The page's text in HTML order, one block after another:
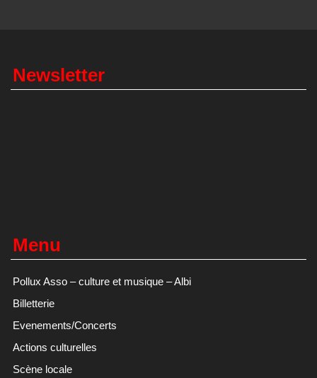
Newsletter
Menu
Pollux Asso – culture et musique – Albi
Billetterie
Evenements/Concerts
Actions culturelles
Scène locale